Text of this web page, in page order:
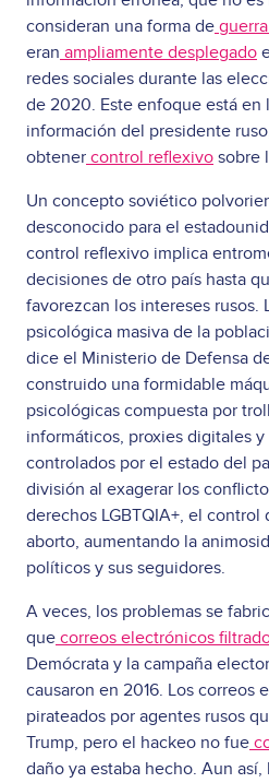
consideran una forma de
eran ampliamente desplegado
redes sociales durante las
de 2020. Este enfoque está en
información del presidente
obtener control reflexivo sobre
Un concepto soviético
desconocido para el
control reflexivo implica
decisiones de otro país hasta
favorezcan los intereses rusos.
psicológica masiva de la
dice el Ministerio de Defensa
construido una formidable
psicológicas compuesta por
informáticos, proxies digitales
controlados por el estado del
división al exagerar los
derechos LGBTQIA+, el control
aborto, aumentando la
políticos y sus seguidores.
A veces, los problemas se
que correos electrónicos
Demócrata y la campaña
causaron en 2016. Los correos
pirateados por agentes rusos
Trump, pero el hackeo no fue
daño ya estaba hecho. Aun